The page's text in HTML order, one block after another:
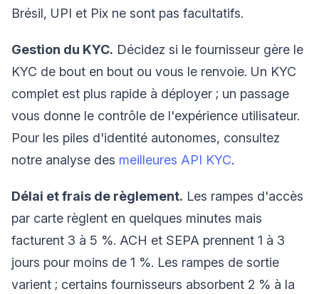
Brésil, UPI et Pix ne sont pas facultatifs.
Gestion du KYC. Décidez si le fournisseur gère le
KYC de bout en bout ou vous le renvoie. Un KYC
complet est plus rapide à déployer ; un passage
vous donne le contrôle de l'expérience utilisateur.
Pour les piles d'identité autonomes, consultez
notre analyse des meilleures API KYC.
Délai et frais de règlement. Les rampes d'accès
par carte règlent en quelques minutes mais
facturent 3 à 5 %. ACH et SEPA prennent 1 à 3
jours pour moins de 1 %. Les rampes de sortie
varient ; certains fournisseurs absorbent 2 % à la